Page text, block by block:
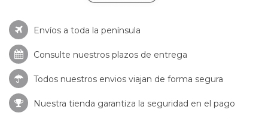
Envíos a toda la península
Consulte nuestros plazos de entrega
Todos nuestros envios viajan de forma segura
Nuestra tienda garantiza la seguridad en el pago